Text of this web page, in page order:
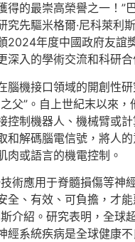
得的最崇高榮譽之一！”
究先驅米格爾·尼科萊利斯
2024年度中國政府友誼
深入的學術交流和科研合
腦機接口領域的開創性
父”。自上世紀末以來
控制機器人、機械臂或
和解碼腦電信號，將人的
肉或語言的機電控制。
術應用于脊髓損傷等神
全、有效、可負擔，才
介紹。研究表明，全球
經系統疾病是全球健康